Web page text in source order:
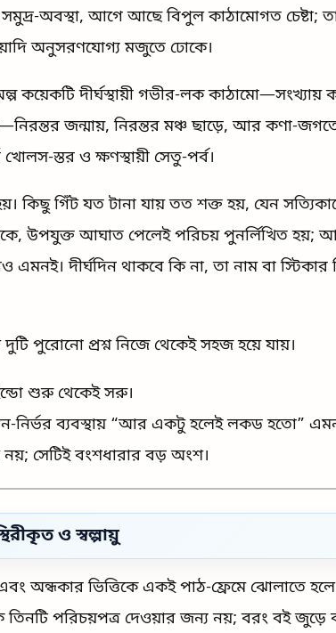
অবস্থা, আগে আছে বিপুল কাঠামোগত চেষ্টা;
অনুসরণযোগ্য মজুতে ঢোকে।
দীর্ঘস্থায়ী গভীর-লক কাঠামো—সংখ্যায়
জন্মায়, নিরন্তর মঞ্চ ছাড়ে, আর কণা-
খোলস-স্তর ও ক্ষণস্থায়ী সেতু-পর্ব।
কিছু গিঁট যত টানা যায় তত শক্ত হয়, যেন
উপযুক্ত আঘাত পেলেই পরিচয় পুনর্লিখিত
এমনই। দীর্ঘদিন থাকবে কি না, তা নাম বা
পুরোনো প্রশ্ন নিজে থেকেই সহজ হয়ে যায়।
শুরু থেকেই সরু।
নির্ভর ব্যবস্থায় “আর একটু হলেই লকড হতো” এমন
নয়; সেটিই বংশধারার বড় অংশ।
ও স্বল্পায়ু
অন্ধকার ভিত্তিকে একই পাঠ-ফ্রেমে ঝোলাতে
পরিচয়পত্র দেওয়ার জন্য নয়; বরং বই জুড়ে